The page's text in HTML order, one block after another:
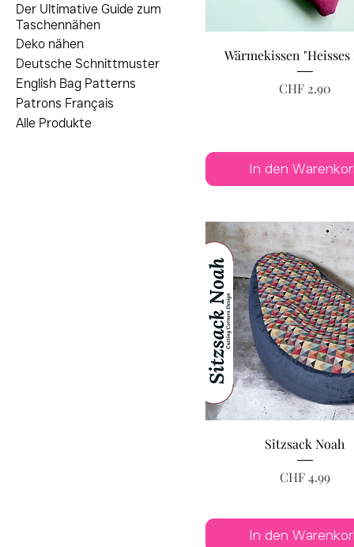
Der Ultimative Guide zum
Taschennähen
Deko nähen
Deutsche Schnittmuster
English Bag Patterns
Patrons Français
Alle Produkte
Wärmekissen "Heisses
Preis
CHF 2.90
In den
Sitzsack Noah
Preis
CHF 4.99
In den